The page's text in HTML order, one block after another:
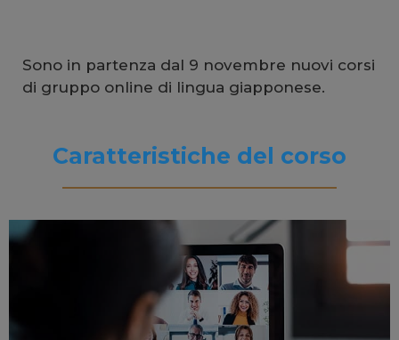
Sono in partenza dal 9 novembre nuovi corsi
di gruppo online di lingua giapponese.
Caratteristiche del corso